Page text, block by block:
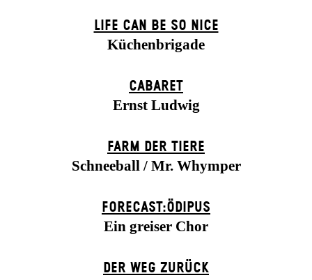
LIFE CAN BE SO NICE
Küchenbrigade
CABARET
Ernst Ludwig
FARM DER TIERE
Schneeball / Mr. Whymper
FORECAST:ÖDIPUS
Ein greiser Chor
DER WEG ZU­RÜCK